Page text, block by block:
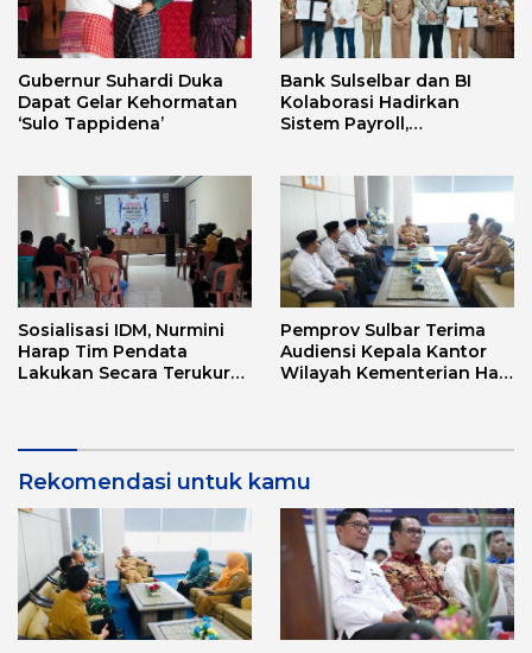
Gubernur Suhardi Duka
Dapat Gelar Kehormatan
‘Sulo Tappidena’
Bank Sulselbar dan BI
Kolaborasi Hadirkan
Sistem Payroll,
Keuangan Secara
Elektronik
Sosialisasi IDM, Nurmini
Harap Tim Pendata
Lakukan Secara Terukur
Pemprov Sulbar Terima
Audiensi Kepala Kantor
Wilayah Kementerian Haji
Rekomendasi untuk kamu